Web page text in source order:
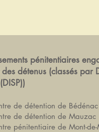
pénitentiaires
détenus (classés
de détention de Bédénac
de détention de Mauzac
pénitentiaire de Mont-de-